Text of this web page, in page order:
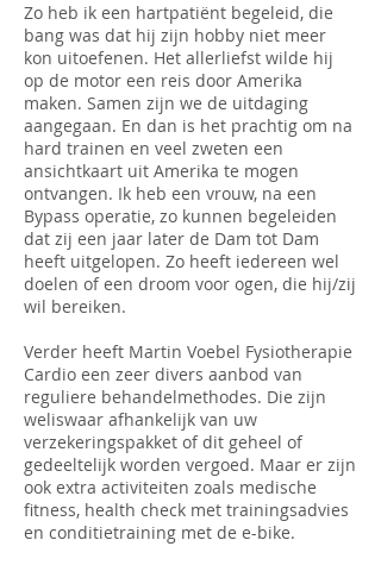
Zo heb ik een hartpatiënt begeleid, die
bang was dat hij zijn hobby niet meer
kon uitoefenen. Het allerliefst wilde hij
op de motor een reis door Amerika
maken. Samen zijn we de uitdaging
aangegaan. En dan is het prachtig om na
hard trainen en veel zweten een
ansichtkaart uit Amerika te mogen
ontvangen. Ik heb een vrouw, na een
Bypass operatie, zo kunnen begeleiden
dat zij een jaar later de Dam tot Dam
heeft uitgelopen. Zo heeft iedereen wel
doelen of een droom voor ogen, die hij/zij
wil bereiken.
Verder heeft Martin Voebel Fysiotherapie
Cardio een zeer divers aanbod van
reguliere behandelmethodes. Die zijn
weliswaar afhankelijk van uw
verzekeringspakket of dit geheel of
gedeeltelijk worden vergoed. Maar er zijn
ook extra activiteiten zoals medische
fitness, health check met trainingsadvies
en conditietraining met de e-bike.